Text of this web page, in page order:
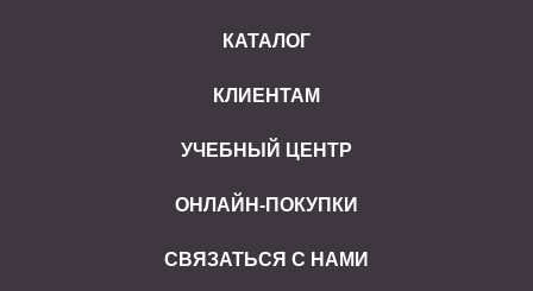
КАТАЛОГ
КЛИЕНТАМ
УЧЕБНЫЙ ЦЕНТР
ОНЛАЙН-ПОКУПКИ
СВЯЗАТЬСЯ С НАМИ